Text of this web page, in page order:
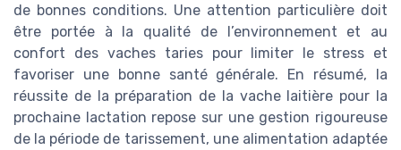
de bonnes conditions. Une attention particulière doit
être portée à la qualité de l’environnement et au
confort des vaches taries pour limiter le stress et
favoriser une bonne santé générale. En résumé, la
réussite de la préparation de la vache laitière pour la
prochaine lactation repose sur une gestion rigoureuse
de la période de tarissement, une alimentation adaptée